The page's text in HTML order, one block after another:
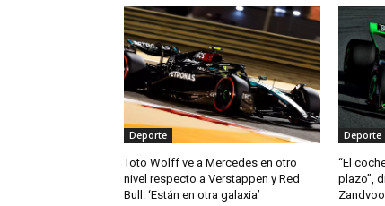
Deporte
Toto Wolff ve a Mercedes en otro
nivel respecto a Verstappen y Red
Bull: ‘Están en otra galaxia’
Deporte
“El
plazo”,